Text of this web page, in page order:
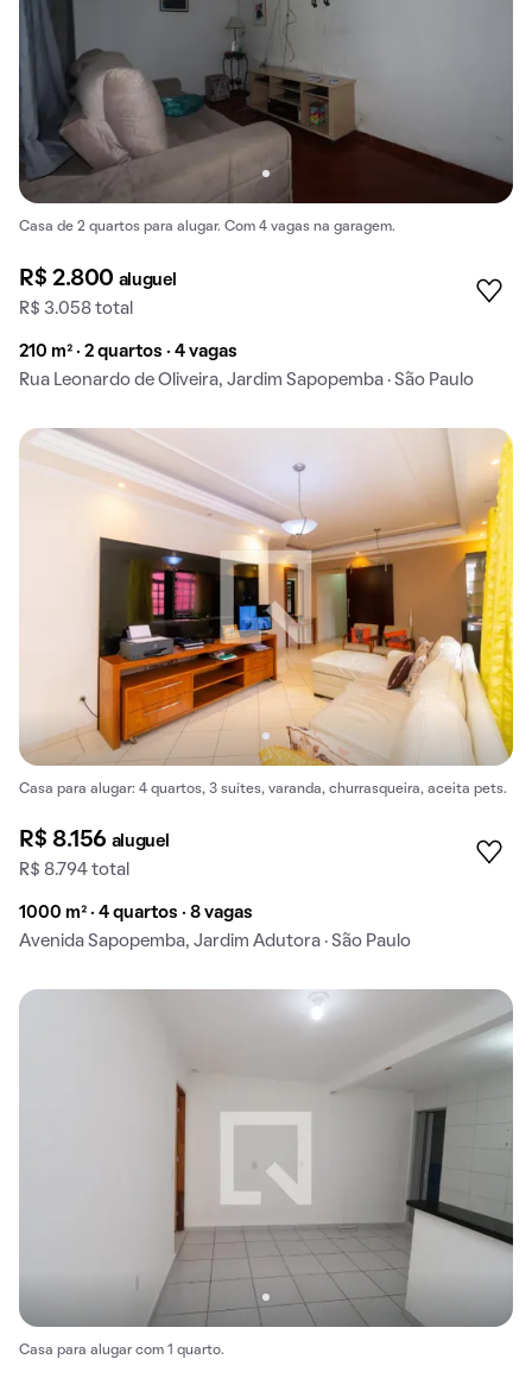
Casa de 2 quartos para alugar. Com 4 vagas na garagem.
R$ 2.800 aluguel
R$ 3.058 total
210 m² · 2 quartos · 4 vagas
Rua Leonardo de Oliveira, Jardim Sapopemba · São Paulo
Casa para alugar: 4 quartos, 3 suítes, varanda, churrasqueira, aceita pets.
R$ 8.156 aluguel
R$ 8.794 total
1000 m² · 4 quartos · 8 vagas
Avenida Sapopemba, Jardim Adutora · São Paulo
Casa para alugar com 1 quarto.